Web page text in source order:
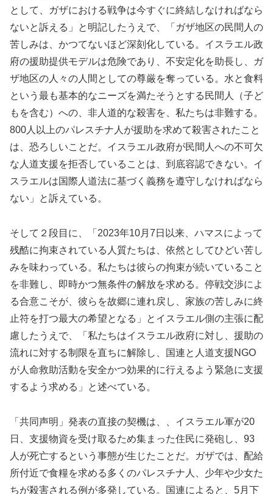
として、ガザにおける戦争は今すぐに終結しなければなら
ないと訴える」と明記したうえで、「ガザ地区の民間人の
苦しみは、かつてないほど深刻化している。イスラエル政
府の援助提供モデルは危険であり、不安定化を助長し、ガ
ザ地区の人々の人間としての尊厳を奪っている。水と食料
という最も基本的なニーズを満たそうとする民間人（子ど
もを含む）への、非人道的な殺害を、私たちは非難する。
800人以上のパレスチナ人が援助を求めて殺害されたこと
は、恐ろしいことだ。イスラエル政府が民間人への不可欠
な人道支援を拒否していることは、到底容認できない。イ
スラエルは国際人道法に基づく義務を遵守しなければなら
ない」と訴えている。
そして２段目に、「2023年10月7日以来、ハマスによって
残酷に拘束されている人質たちは、依然としてひどい苦し
みを味わっている。私たちは彼らの拘束が続いていること
を非難し、即時かつ無条件の解放を求める。停戦交渉によ
る合意こそが、彼らを故郷に連れ戻し、家族の苦しみに終
止符を打つ最大の希望となる」とイスラエル側の主張に配
慮したうえで、「私たちはイスラエル政府に対し、援助の
流れに対する制限を直ちに解除し、国連と人道支援NGO
が人命救助活動を安全かつ効果的に行えるよう緊急に支援
するよう求める」と述べている。
「共同声明」発表の直接の契機は、、イスラエル軍が20
日、支援物資を受け取るため集まった住民に発砲し、93
人が死亡するという事態が生じたことだ。ガザでは、配給
所付近で食糧を求める多くのパレスチナ人、少年や少女た
ちが殺害される例が多発している。国連によると、5月下